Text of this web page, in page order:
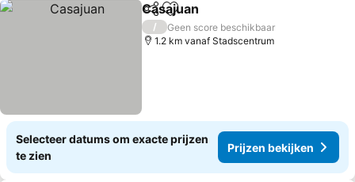
DelenToevoegen aan favorieten
Casajuan
/
Geen score beschikbaar
1.2 km vanaf Stadscentrum
Selecteer datums om exacte prijzen
te zien
Prijzen bekijken